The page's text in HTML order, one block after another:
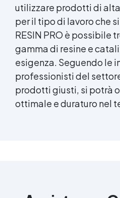
utilizzare prodotti di
per il tipo di lavoro che
RESIN PRO è possibile
gamma di resine e
esigenza. Seguendo le
professionisti del
prodotti giusti, si potrà
ottimale e duraturo nel